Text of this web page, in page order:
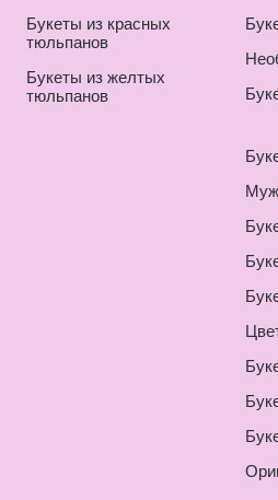
Букеты из красных
тюльпанов
Букеты из желтых
тюльпанов